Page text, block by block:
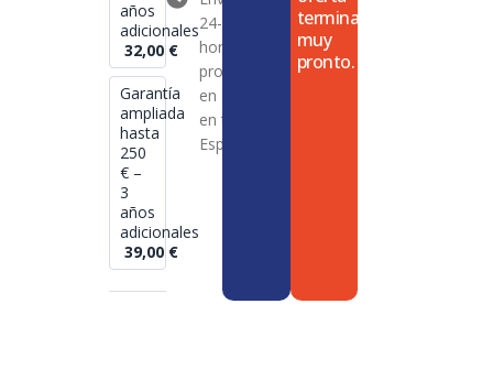
años
adicionales
32,00 €
Garantía
ampliada
hasta
250
€ –
3
años
adicionales
39,00 €
24-72
horas en
productos
en stock
en toda
España
termina
muy
pronto.